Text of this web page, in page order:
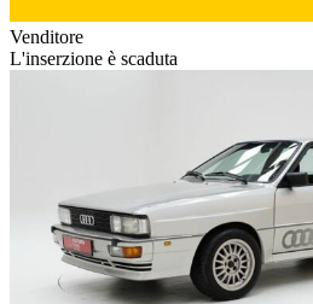
Venditore
L'inserzione è scaduta